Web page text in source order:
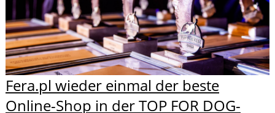
Fera.pl wieder einmal der beste
Online-Shop in der TOP FOR DOG-